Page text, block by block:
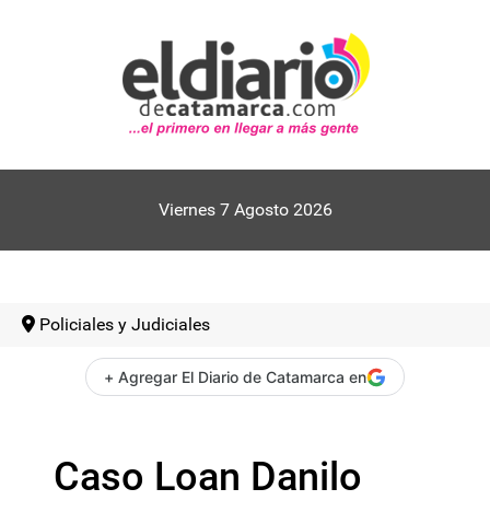
Viernes 7 Agosto 2026
Policiales y Judiciales
+ Agregar El Diario de Catamarca en
Caso Loan Danilo